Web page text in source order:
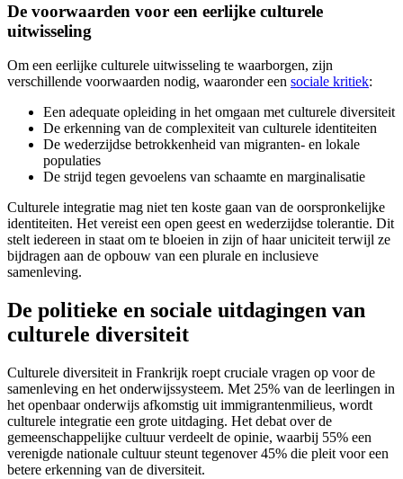
De voorwaarden voor een eerlijke culturele
uitwisseling
Om een eerlijke culturele uitwisseling te waarborgen, zijn
verschillende voorwaarden nodig, waaronder een sociale kritiek:
Een adequate opleiding in het omgaan met culturele diversiteit
De erkenning van de complexiteit van culturele identiteiten
De wederzijdse betrokkenheid van migranten- en lokale
populaties
De strijd tegen gevoelens van schaamte en marginalisatie
Culturele integratie mag niet ten koste gaan van de oorspronkelijke
identiteiten. Het vereist een open geest en wederzijdse tolerantie. Dit
stelt iedereen in staat om te bloeien in zijn of haar uniciteit terwijl ze
bijdragen aan de opbouw van een plurale en inclusieve
samenleving.
De politieke en sociale uitdagingen van
culturele diversiteit
Culturele diversiteit in Frankrijk roept cruciale vragen op voor de
samenleving en het onderwijssysteem. Met 25% van de leerlingen in
het openbaar onderwijs afkomstig uit immigrantenmilieus, wordt
culturele integratie een grote uitdaging. Het debat over de
gemeenschappelijke cultuur verdeelt de opinie, waarbij 55% een
verenigde nationale cultuur steunt tegenover 45% die pleit voor een
betere erkenning van de diversiteit.